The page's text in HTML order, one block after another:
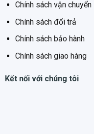
không cho ly chén
sẵn để đặt các
Max Flex đem lại
các dụng nhà bếp
DosageAssist –
Chính sách vận chuyển
Chính sách đổi trả
Chính sách bảo hành
Chính sách giao hàng
Kết nối với chúng tôi